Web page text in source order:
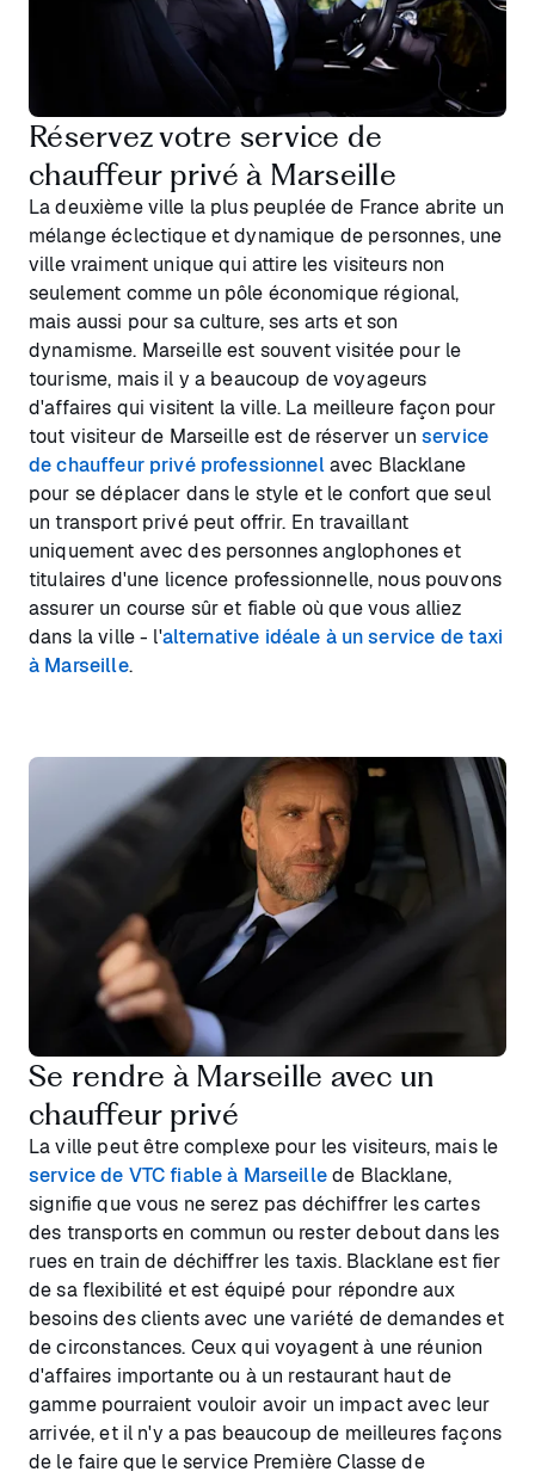
Réservez votre service de
chauffeur privé à Marseille
La deuxième ville la plus peuplée de France abrite un
mélange éclectique et dynamique de personnes, une
ville vraiment unique qui attire les visiteurs non
seulement comme un pôle économique régional,
mais aussi pour sa culture, ses arts et son
dynamisme. Marseille est souvent visitée pour le
tourisme, mais il y a beaucoup de voyageurs
d'affaires qui visitent la ville. La meilleure façon pour
tout visiteur de Marseille est de réserver un service
de chauffeur privé professionnelavec Blacklane
pour se déplacer dans le style et le confort que seul
un transport privé peut offrir. En travaillant
uniquement avec des personnes anglophones et
titulaires d'une licence professionnelle, nous pouvons
assurer un course sûr et fiable où que vous alliez
dans la ville - l'alternative idéale à un service de taxi
à Marseille.
Se rendre à Marseille avec un
chauffeur privé
La ville peut être complexe pour les visiteurs, mais le
service de VTC fiable à Marseillede Blacklane,
signifie que vous ne serez pas déchiffrer les cartes
des transports en commun ou rester debout dans les
rues en train de déchiffrer les taxis. Blacklane est fier
de sa flexibilité et est équipé pour répondre aux
besoins des clients avec une variété de demandes et
de circonstances. Ceux qui voyagent à une réunion
d'affaires importante ou à un restaurant haut de
gamme pourraient vouloir avoir un impact avec leur
arrivée, et il n'y a pas beaucoup de meilleures façons
de le faire que le service Première Classe de